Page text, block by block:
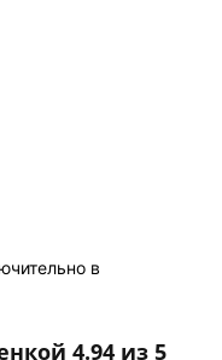
в
4.94 из 5